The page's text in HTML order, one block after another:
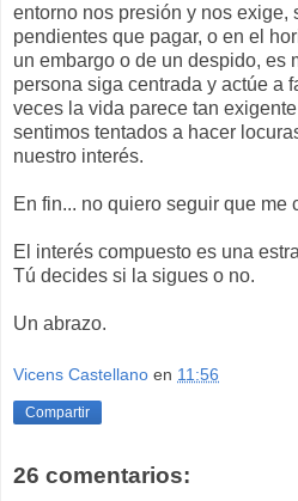
entorno nos presión y nos exige,
pendientes que pagar, o en el
un embargo o de un despido, es
persona siga centrada y actúe a
veces la vida parece tan
sentimos tentados a hacer
nuestro interés.
En fin... no quiero seguir que me
El interés compuesto es una
Tú decides si la sigues o no.
Un abrazo.
Vicens Castellano en 11:56
Compartir
26 comentarios: